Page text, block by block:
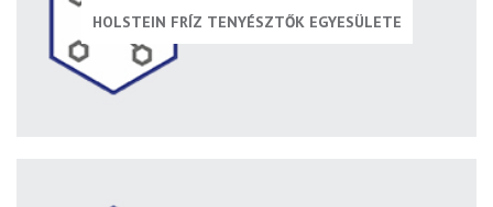
HOLSTEIN FRÍZ TENYÉSZTŐK EGYESÜLETE